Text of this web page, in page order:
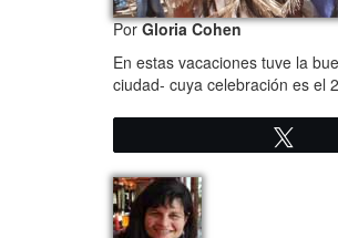
PorGloria Cohen
En estas vacaciones tuve la
ciudad- cuya celebración es el